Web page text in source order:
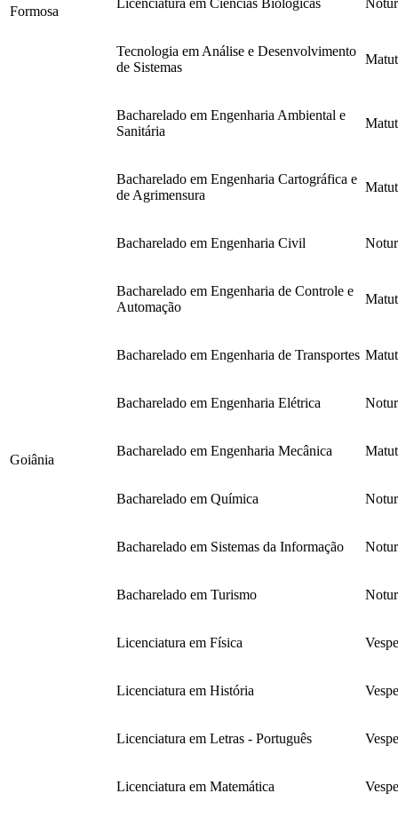
Formosa
Tecnologia em Análise e Desenvolvimento
de Sistemas
Goiânia
Bacharelado em Engenharia Ambiental e
Sanitária
Bacharelado em Engenharia Cartográfica e
de Agrimensura
Bacharelado em Engenharia Civil
Bacharelado em Engenharia de Controle e
Automação
Bacharelado em Engenharia de Transportes
Bacharelado em Engenharia Elétrica
Bacharelado em Engenharia Mecânica
Bacharelado em Química
Bacharelado em Sistemas da Informação
Bacharelado em Turismo
Licenciatura em Física
Licenciatura em História
Licenciatura em Letras - Português
Licenciatura em Matemática